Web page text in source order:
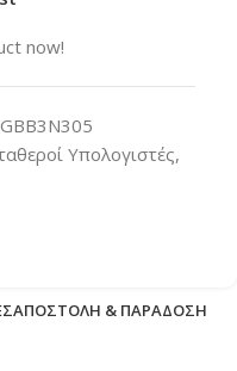
now!
Υπολογιστές,
ΑΠΟΣΤΟΛΉ & ΠΑΡΆΔΟΣΗ